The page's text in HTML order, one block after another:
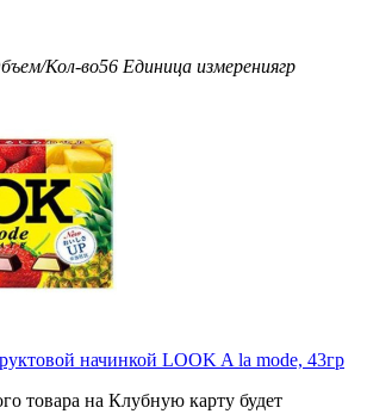
Кол-во56 Единица измерениягр
начинкой LOOK A la mode, 43гр
товара на Клубную карту будет